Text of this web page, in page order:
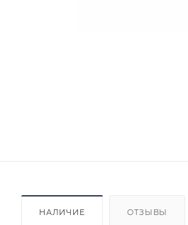
НАЛИЧИЕ ОТЗЫВЫ